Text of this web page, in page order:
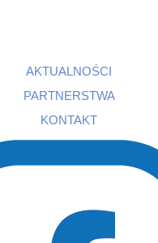
AKTUALNOŚCI
PARTNERSTWA
KONTAKT